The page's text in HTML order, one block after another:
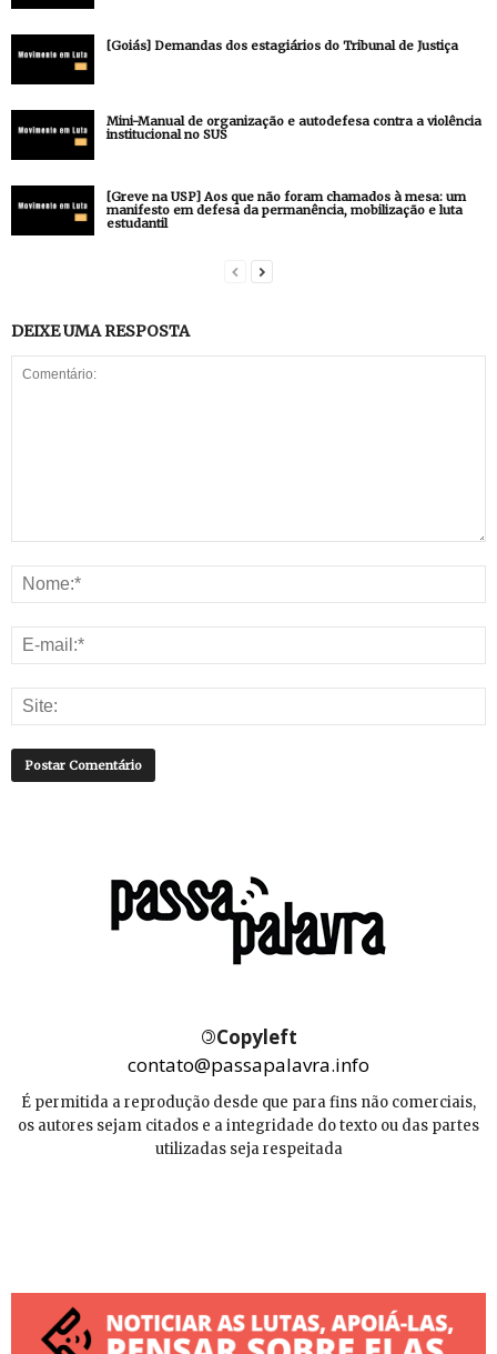
[Goiás] Demandas dos estagiários do Tribunal de Justiça
Mini-Manual de organização e autodefesa contra a violência
institucional no SUS
[Greve na USP] Aos que não foram chamados à mesa: um
manifesto em defesa da permanência, mobilização e luta
estudantil
DEIXE UMA RESPOSTA
©Copyleft
contato@passapalavra.info
É permitida a reprodução desde que para fins não comerciais,
os autores sejam citados e a integridade do texto ou das partes
utilizadas seja respeitada